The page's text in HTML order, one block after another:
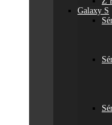
Galaxy S